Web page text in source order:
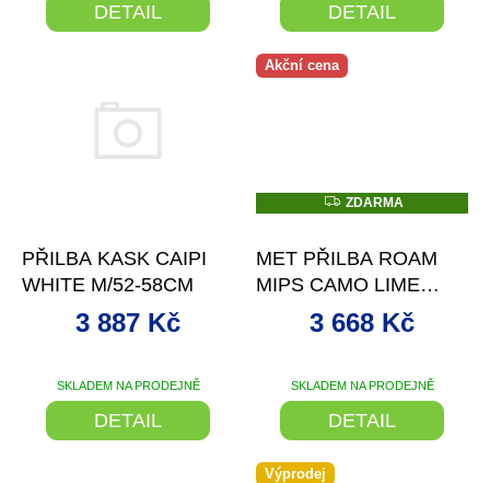
DETAIL DETAIL
PŘILBA KASK CAIPI
WHITE M/52-58CM
SKLADEM NA PRODEJNĚ
3 887 Kč
DETAIL
Akční cena
Z
D
M
A
ZDARMA
MET PŘILBA ROAM
MIPS CAMO LIME
ZELENÁ
SKLADEM NA PRODEJNĚ
3 668 Kč
DETAIL
Výprodej